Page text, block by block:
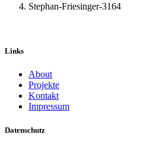
Stephan-Friesinger-3164
Links
About
Projekte
Kontakt
Impressum
Datenschutz